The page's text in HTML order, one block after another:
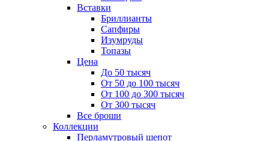
Вставки
Бриллианты
Сапфиры
Изумруды
Топазы
Цена
До 50 тысяч
От 50 до 100 тысяч
От 100 до 300 тысяч
От 300 тысяч
Все броши
Коллекции
Перламутровый шепот